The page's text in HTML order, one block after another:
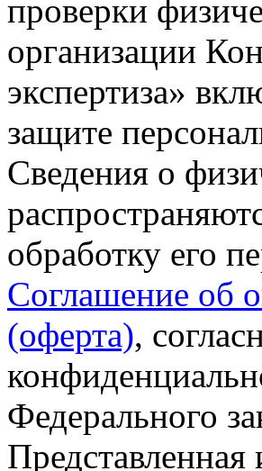
проверки
организации
экспертиза»
защите
Сведения о
обработку его
Соглашение об
(оферта),
Федерального